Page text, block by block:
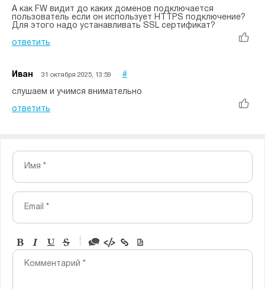
А как FW видит до каких доменов подключается
пользователь если он использует HTTPS подключение?
Для этого надо устанавливать SSL сертификат?
ответить
Иван 31 октября 2025, 13:59 #
слушаем и учимся внимательно
ответить
Имя *
Email *
-
-
Комментарий *